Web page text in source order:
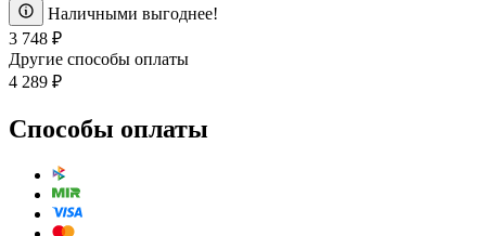
Наличными выгоднее!
3 748 ₽
Другие способы оплаты
4 289 ₽
Способы оплаты